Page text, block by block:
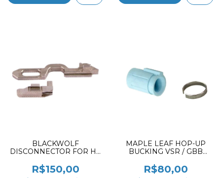
BLACKWOLF
DISCONNECTOR FOR HI-
R$150,00
MAPLE LEAF HOP-UP
BUCKING VSR / GBB
70º
R$80,00